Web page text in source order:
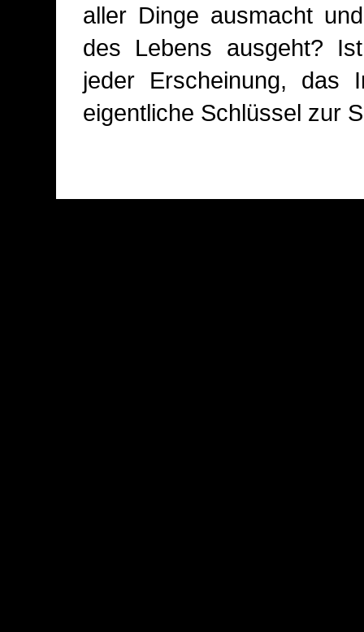
aller Dinge ausmacht
des Lebens ausgeht?
jeder Erscheinung, das
eigentliche Schlüssel zur